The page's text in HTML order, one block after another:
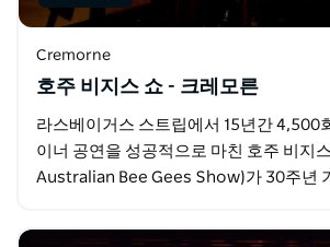
Cremorne
호주 비지스 쇼 - 크레모른
라스베이거스 스트립에서 15년간 4,500
이너 공연을 성공적으로 마친 호주 비지
Australian Bee Gees Show)가 30주년